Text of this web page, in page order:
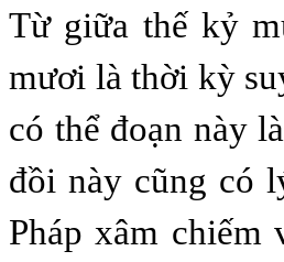
Từ giữa thế kỷ
mươi là thời kỳ
có thể đoạn này
đồi này cũng có
Pháp xâm chiếm